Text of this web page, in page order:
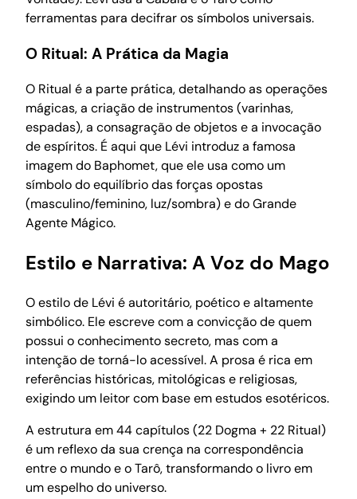
ferramentas para decifrar os símbolos universais.
O Ritual: A Prática da Magia
O Ritual é a parte prática, detalhando as operações
mágicas, a criação de instrumentos (varinhas,
espadas), a consagração de objetos e a invocação
de espíritos. É aqui que Lévi introduz a famosa
imagem do Baphomet, que ele usa como um
símbolo do equilíbrio das forças opostas
(masculino/feminino, luz/sombra) e do Grande
Agente Mágico.
Estilo e Narrativa: A Voz do Mago
O estilo de Lévi é autoritário, poético e altamente
simbólico. Ele escreve com a convicção de quem
possui o conhecimento secreto, mas com a
intenção de torná-lo acessível. A prosa é rica em
referências históricas, mitológicas e religiosas,
exigindo um leitor com base em estudos esotéricos.
A estrutura em 44 capítulos (22 Dogma + 22 Ritual)
é um reflexo da sua crença na correspondência
entre o mundo e o Tarô, transformando o livro em
um espelho do universo.